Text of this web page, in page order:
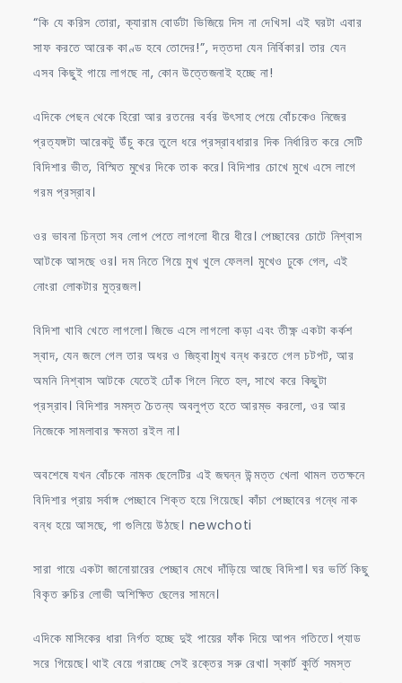
“কি যে করিস তোরা, ক্যারাম বোর্ডটা ভিজিয়ে দিস না দেখিস। এই ঘরটা এবার
সাফ করতে আরেক কাণ্ড হবে তোদের!”, দত্তদা যেন নির্বিকার। তার যেন
এসব কিছুই গায়ে লাগছে না, কোন উত্তেজনাই হচ্ছে না!
এদিকে পেছন থেকে হিরো আর রতনের বর্বর উৎসাহ পেয়ে বোঁচকেও নিজের
প্রত্যঙ্গটা আরেকটু উঁচু করে তুলে ধরে প্রস্রাবধারার দিক নির্ধারিত করে সেটি
বিদিশার ভীত, বিস্মিত মুখের দিকে তাক করে। বিদিশার চোখে মুখে এসে লাগে
গরম প্রস্রাব।
ওর ভাবনা চিন্তা সব লোপ পেতে লাগলো ধীরে ধীরে। পেচ্ছাবের চোটে নিশ্বাস
আটকে আসছে ওর। দম নিতে গিয়ে মুখ খুলে ফেলল। মুখেও ঢুকে গেল, এই
নোংরা লোকটার মুত্রজল।
বিদিশা খাবি খেতে লাগলো। জিভে এসে লাগলো কড়া এবং তীক্ষ্ণ একটা কর্কশ
স্বাদ, যেন জলে গেল তার অধর ও জিহ্বা।মুখ বন্ধ করতে গেল চটপট, আর
অমনি নিশ্বাস আটকে যেতেই ঢোঁক গিলে নিতে হল, সাথে করে কিছুটা
প্রস্রাব। বিদিশার সমস্ত চৈতন্য অবলুপ্ত হতে আরম্ভ করলো, ওর আর
নিজেকে সামলাবার ক্ষমতা রইল না।
অবশেষে যখন বোঁচকে নামক ছেলেটির এই জঘন্ন উন্মত্ত খেলা থামল ততক্ষনে
বিদিশার প্রায় সর্বাঙ্গ পেচ্ছাবে শিক্ত হয়ে গিয়েছে। কাঁচা পেচ্ছাবের গন্ধে নাক
বন্ধ হয়ে আসছে, গা গুলিয়ে উঠছে। newchoti
সারা গায়ে একটা জানোয়ারের পেচ্ছাব মেখে দাঁড়িয়ে আছে বিদিশা। ঘর ভর্তি কিছু
বিকৃত রুচির লোভী অশিক্ষিত ছেলের সামনে।
এদিকে মাসিকের ধারা নির্গত হচ্ছে দুই পায়ের ফাঁক দিয়ে আপন গতিতে। প্যাড
সরে গিয়েছে। থাই বেয়ে গরাচ্ছে সেই রক্তের সরু রেখা। স্কার্ট কুর্তি সমস্ত